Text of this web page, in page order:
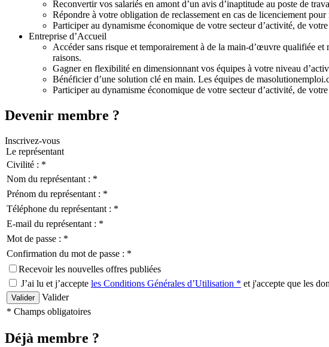
Reconvertir vos salariés en amont d’un avis d’inaptitude au poste de
Répondre à votre obligation de reclassement en cas de licenciement
Participer au dynamisme économique de votre secteur d’activité, de
Entreprise d’Accueil
Accéder sans risque et temporairement à de la main-d’œuvre qualifiée
raisons.
Gagner en flexibilité en dimensionnant vos équipes à votre niveau
Bénéficier d’une solution clé en main. Les équipes de
Participer au dynamisme économique de votre secteur d’activité, de
Devenir membre ?
Inscrivez-vous
Le représentant
Civilité : *
Nom du représentant : *
Prénom du représentant : *
Téléphone du représentant : *
E-mail du représentant : *
Mot de passe : *
Confirmation du mot de passe : *
Recevoir les nouvelles offres publiées
J’ai lu et j’accepte les Conditions Générales d’Utilisation * et j'accepte que les
Valider
* Champs obligatoires
Déjà membre ?